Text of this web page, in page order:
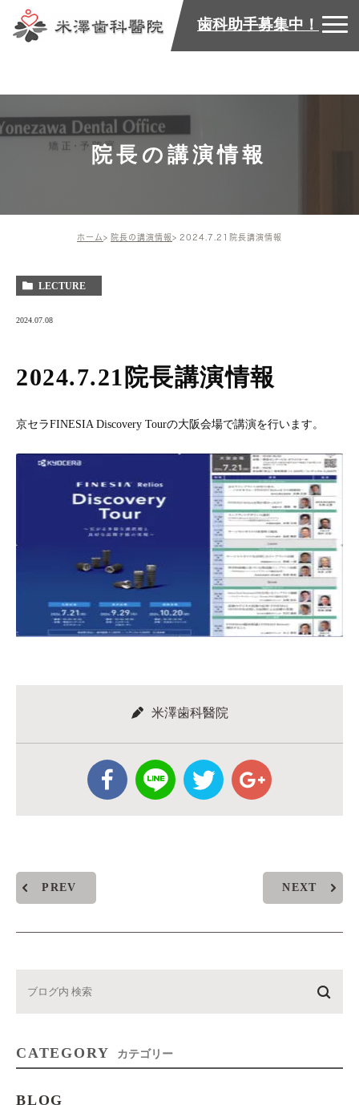
歯科助手募集中！
院長の講演情報
ホーム 院長の講演情報 2024.7.21院長講演情報
LECTURE
2024.07.08
2024.7.21院長講演情報
京セラFINESIA Discovery Tourの大阪会場で講演を行います。
米澤歯科醫院
PREV NEXT
CATEGORY カテゴリー
BLOG